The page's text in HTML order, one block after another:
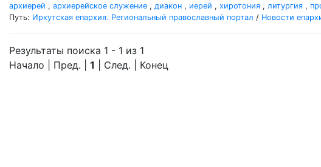
архиерей , архиерейское служение , диакон , иерей , хиротония , литургия ,
Путь: Иркутская епархия. Региональный православный портал / Новости
Результаты поиска 1 - 1 из 1
Начало | Пред. | 1 | След. | Конец